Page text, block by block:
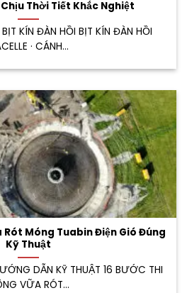
Thời Tiết Khắc Nghiệt
KÍN ĐÀN HỒI BỊT KÍN ĐÀN HỒI
· CÁNH...
Rót Móng Tuabin Điện Gió Đúng
Kỹ Thuật
DẪN KỸ THUẬT 16 BƯỚC THI
VỮA RÓT...